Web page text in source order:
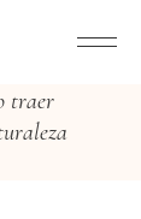
traer